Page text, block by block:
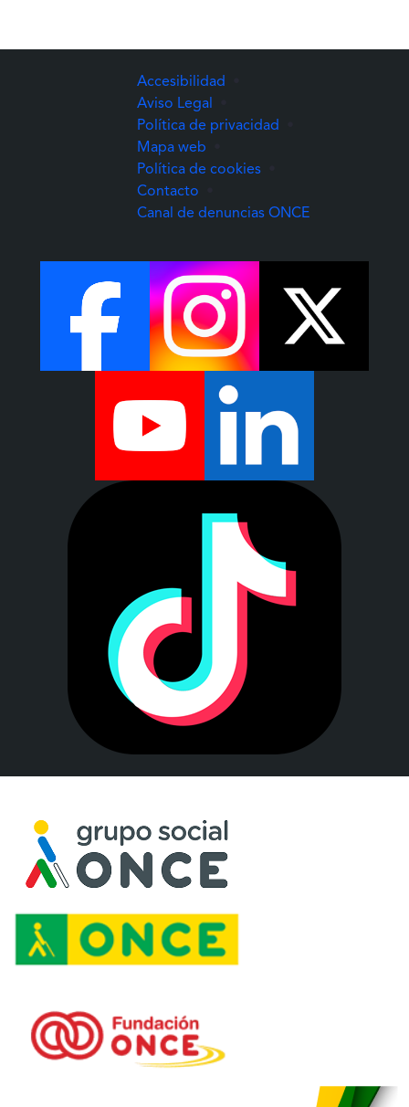
Accesibilidad
Aviso Legal
Política de privacidad
Mapa web
Política de cookies
Contacto
Canal de denuncias ONCE(Abre una